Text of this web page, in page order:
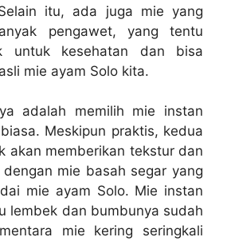
itu, ada juga mie yang
pengawet, yang tentu
untuk kesehatan dan bisa
mie ayam Solo kita.
adalah memilih mie instan
Meskipun praktis, kedua
akan memberikan tekstur dan
mie basah segar yang
mie ayam Solo. Mie instan
lembek dan bumbunya sudah
mie kering seringkali